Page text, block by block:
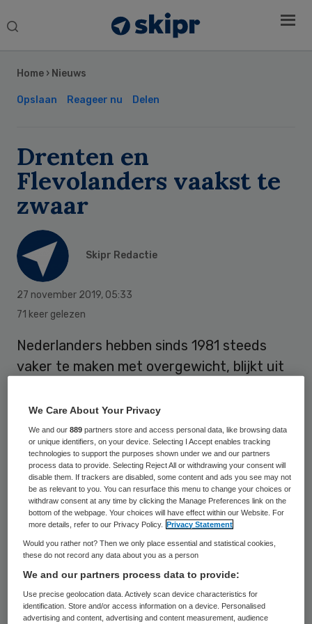
Search
Home › Nieuws
Opslaan Reageer nu Delen
Drenten en
Flevolanders vaakst te
zwaar
Skipr Redactie
27 november 2019, 05:33
71 keer gelezen
Nederlanders hebben sinds 1981 steeds
vaker te maken met overgewicht, blijkt uit
Statistiek (CBS). In Drenthe en Flevoland
komt overgewicht het meest voor en in
Noord-Holland en Utrecht het minst.
Van de Drenten heeft 53 procent
overgewicht en van de Flevolanders 52
procent. Noord-Holland en Utrecht zitten
hier ver onder met respectievelijk 45 en 44
procent. Limburg en Zeeland zitten ook
duidelijk boven het landelijk gemiddelde.
Sidebar
We Care About Your Privacy
We and our889 partners store and access personal data, like browsing data
or unique identifiers, on your device. Selecting I Accept enables tracking
technologies to support the purposes shown under we and our partners
process data to provide. Selecting Reject All or withdrawing your consent will
disable them. If trackers are disabled, some content and ads you see may not
be as relevant to you. You can resurface this menu to change your choices or
withdraw consent at any time by clicking the Manage Preferences link on the
bottom of the webpage. Your choices will have effect within our Website. For
more details, refer to our Privacy Policy.
Privacy Statement
Would you rather not? Then we only place essential and statistical cookies,
these do not record any data about you as a person
We and our partners process data to provide:
Use precise geolocation data. Actively scan device characteristics for
identification. Store and/or access information on a device. Personalised
advertising and content, advertising and content measurement, audience